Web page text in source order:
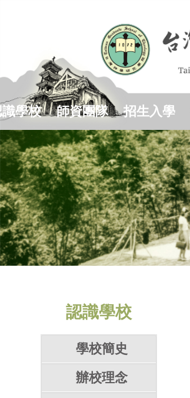
區
學校 師資團隊 招生入學
認識學校
學校簡史
辦校理念